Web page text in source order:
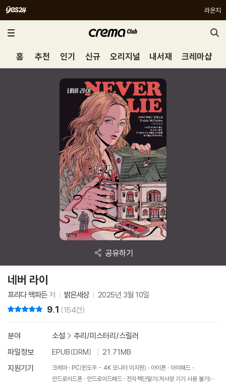
라운지
홈 추천 인기 신규 오리지널 내서재 크레마샵
공유하기
네버 라이
프리다 맥파든저 밝은세상 2025년 3월 10일
9.1 (154건)
분야 소설 > 추리/미스터리/스릴러
파일정보
EPUB(DRM)
21.71MB
지원기기
크레마 PC(윈도우 - 4K 모니터 미지원) 아이폰
아이패드
안드로이드폰
안드로이드패드
전자책단말기(저사양 기기 사용 불가)